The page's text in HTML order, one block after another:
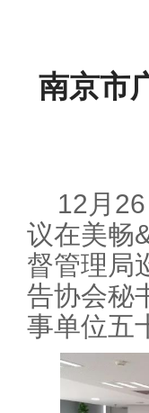
南京市
12月
议在美畅
督管理局
告协会秘
事单位五